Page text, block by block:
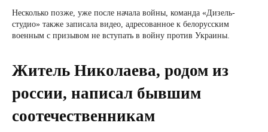
Несколько позже, уже после начала войны, команда «Дизель-
студио» также записала видео, адресованное к белорусским
военным с призывом не вступать в войну против Украины.
Житель Николаева, родом из
россии, написал бывшим
соотечественникам